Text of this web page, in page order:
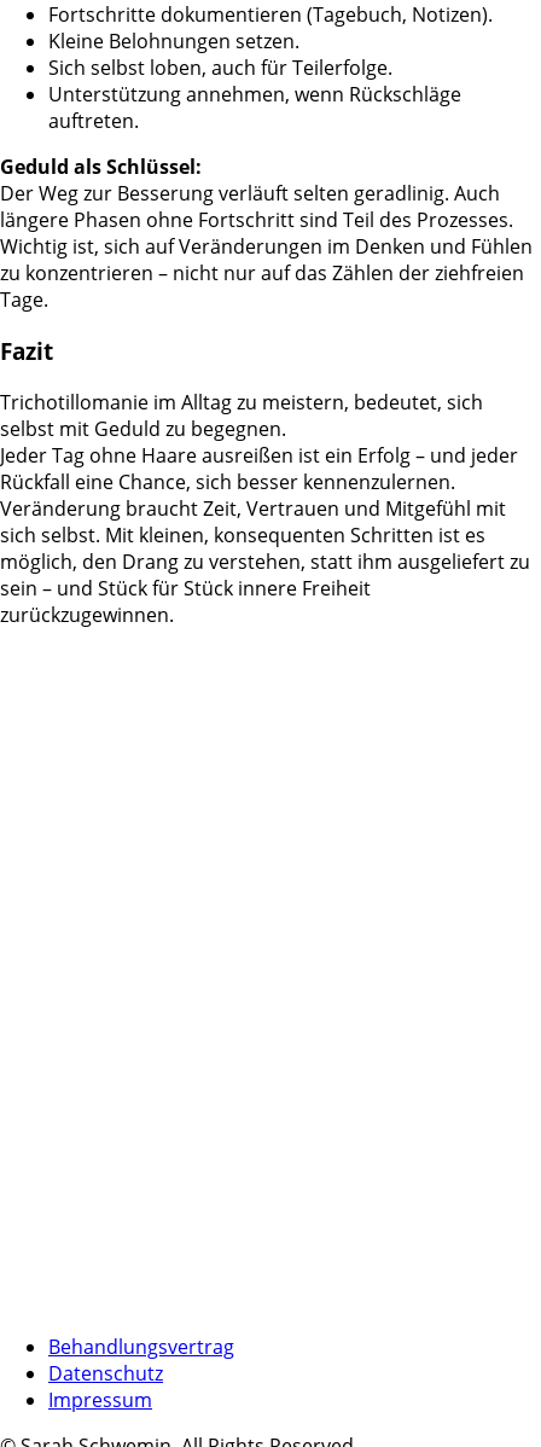
Fortschritte dokumentieren (Tagebuch, Notizen).
Kleine Belohnungen setzen.
Sich selbst loben, auch für Teilerfolge.
Unterstützung annehmen, wenn Rückschläge
auftreten.
Geduld als Schlüssel:
Der Weg zur Besserung verläuft selten geradlinig. Auch
längere Phasen ohne Fortschritt sind Teil des Prozesses.
Wichtig ist, sich auf Veränderungen im Denken und Fühlen
zu konzentrieren – nicht nur auf das Zählen der ziehfreien
Tage.
Fazit
Trichotillomanie im Alltag zu meistern, bedeutet, sich
selbst mit Geduld zu begegnen.
Jeder Tag ohne Haareausreißen ist ein Erfolg – und jeder
Rückfall eine Chance, sich besser kennenzulernen.
Veränderung braucht Zeit, Vertrauen und Mitgefühl mit
sich selbst. Mit kleinen, konsequenten Schritten ist es
möglich, den Drang zu verstehen, statt ihm ausgeliefert zu
sein – und Stück für Stück innere Freiheit
zurückzugewinnen.
Behandlungsvertrag
Datenschutz
Impressum